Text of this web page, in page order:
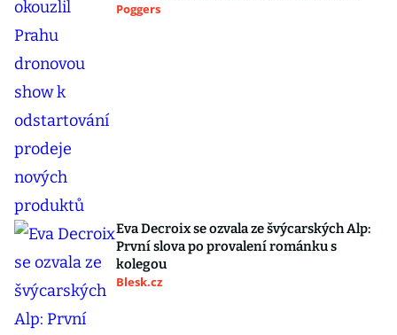
Poggers
Eva Decroix se ozvala ze švýcarských Alp:
První slova po provalení románku s
kolegou
Blesk.cz